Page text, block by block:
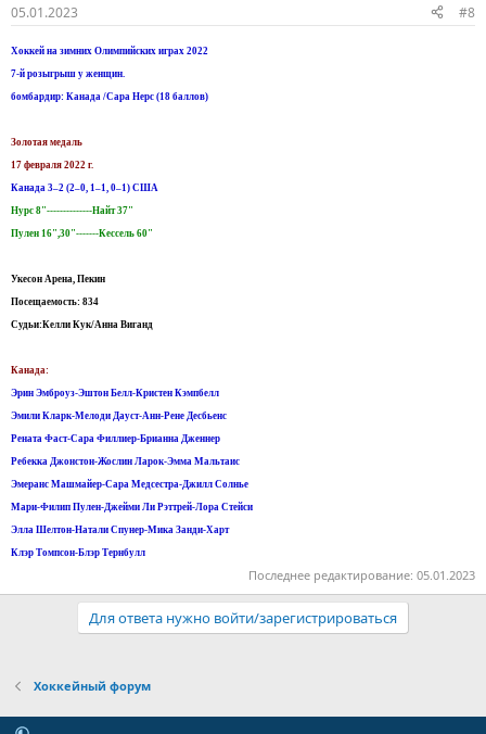
05.01.2023 #8
Хоккей на зимних Олимпийских играх 2022
7-й розыгрыш у женщин.
бомбардир: Канада /Сара Нерс (18 баллов)
Золотая медаль
17 февраля 2022 г.
Канада 3–2 (2–0, 1–1, 0–1) США
Нурс 8"--------------Найт 37"
Пулен 16",30"-------Кессель 60"
Укесон Арена, Пекин
Посещаемость: 834
Судьи:Келли Кук/Анна Виганд
Канада:
Эрин Эмброуз-Эштон Белл-Кристен Кэмпбелл
Эмили Кларк-Мелоди Дауст-Анн-Рене Десбьенс
Рената Фаст-Сара Филлиер-Брианна Дженнер
Ребекка Джонстон-Жослин Ларок-Эмма Мальтаис
Эмеранс Машмайер-Сара Медсестра-Джилл Солнье
Мари-Филип Пулен-Джейми Ли Рэттрей-Лора Стейси
Элла Шелтон-Натали Спунер-Мика Занди-Харт
Клэр Томпсон-Блэр Тернбулл
Последнее редактирование: 05.01.2023
Для ответа нужно войти/зарегистрироваться
Хоккейный форум